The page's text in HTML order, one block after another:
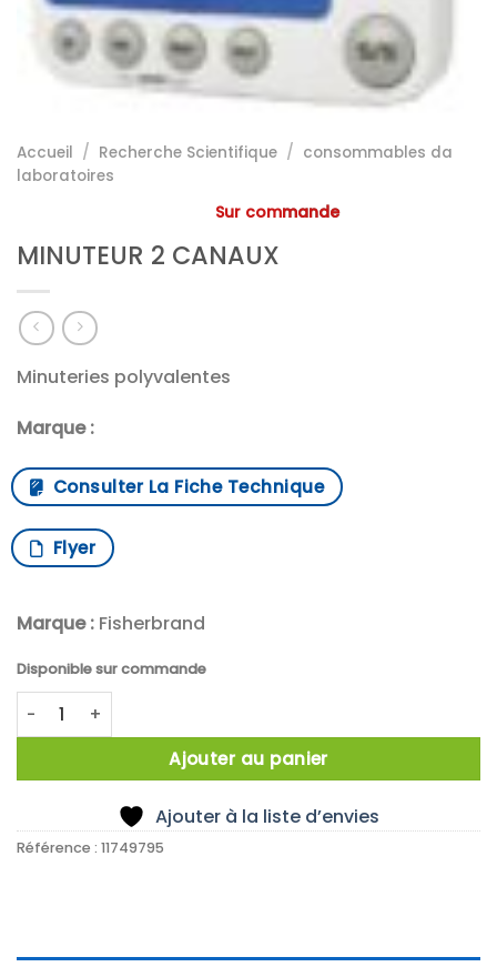
Accueil / Recherche Scientifique / consommables da
laboratoires
Sur commande
MINUTEUR 2 CANAUX
Minuteries polyvalentes
Marque :
Consulter La Fiche Technique
Flyer
Marque : Fisherbrand
Disponible sur commande
quantité de MINUTEUR 2 CANAUX
Ajouter au panier
Ajouter à la liste d’envies
Référence : 11749795